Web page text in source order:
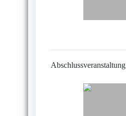
Abschlussveranstaltung